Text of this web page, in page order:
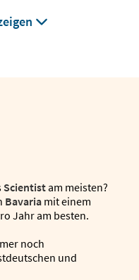
Scientistam meisten?
Bavaria mit einem
Jahr am besten.
noch
und